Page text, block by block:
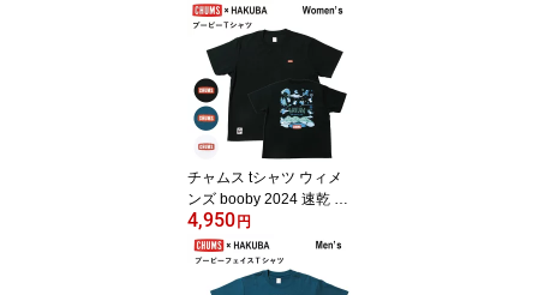
チャムス tシャツ ウィメ
ンズ booby 2024 速乾 全
3色 M-L
4,950円